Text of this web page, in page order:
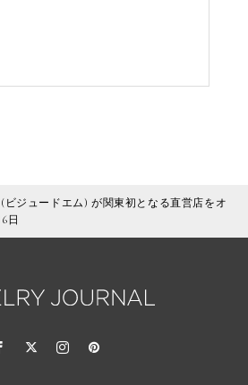
(ビジュードエム) が関東初となる直営店をオ
日